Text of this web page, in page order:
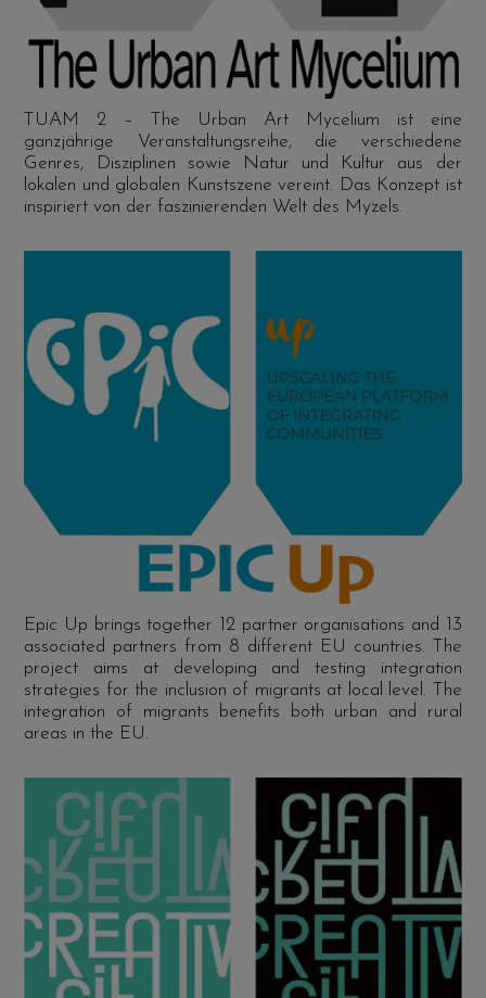
TUAM 2 – The Urban Art Mycelium ist eine
ganzjährige Veranstaltungsreihe, die verschiedene
Genres, Disziplinen sowie Natur und Kultur aus der
lokalen und globalen Kunstszene vereint. Das Konzept ist
inspiriert von der faszinierenden Welt des Myzels.
Epic Up brings together 12 partner organisations and 13
associated partners from 8 different EU countries. The
project aims at developing and testing integration
strategies for the inclusion of migrants at local level. The
integration of migrants benefits both urban and rural
areas in the EU.